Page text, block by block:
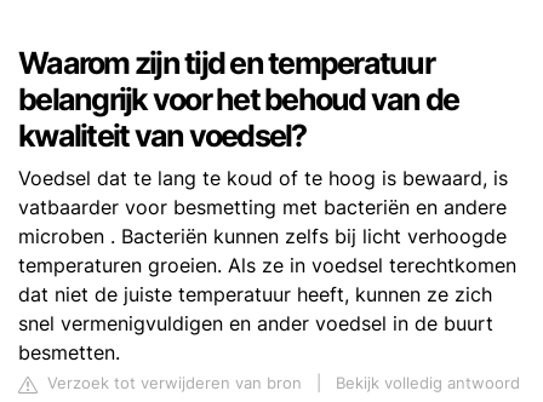
Waarom zijn tijd en temperatuur
belangrijk voor het behoud van de
kwaliteit van voedsel?
Voedsel dat te lang te koud of te hoog is bewaard, is
vatbaarder voor besmetting met bacteriën en andere
microben . Bacteriën kunnen zelfs bij licht verhoogde
temperaturen groeien. Als ze in voedsel terechtkomen
dat niet de juiste temperatuur heeft, kunnen ze zich
snel vermenigvuldigen en ander voedsel in de buurt
besmetten.
Verzoek tot verwijderen van bron
Bekijk volledig antwoord